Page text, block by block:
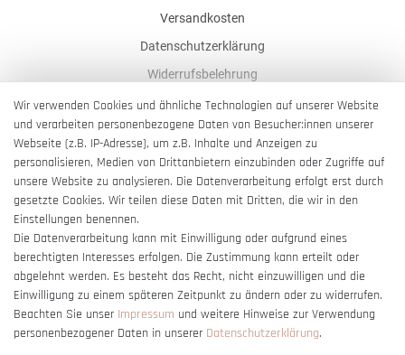
Versandkosten
Datenschutzerklärung
Widerrufsbelehrung
AGB
Impressum
Barrierefreiheitserklärung
Vertrag widerrufen
Wir verwenden Cookies und ähnliche Technologien auf unserer Website
und verarbeiten personenbezogene Daten von Besucher:innen unserer
Webseite (z.B. IP-Adresse), um z.B. Inhalte und Anzeigen zu
personalisieren, Medien von Drittanbietern einzubinden oder Zugriffe auf
unsere Website zu analysieren. Die Datenverarbeitung erfolgt erst durch
gesetzte Cookies. Wir teilen diese Daten mit Dritten, die wir in den
Einstellungen benennen.
Die Datenverarbeitung kann mit Einwilligung oder aufgrund eines
berechtigten Interesses erfolgen. Die Zustimmung kann erteilt oder
abgelehnt werden. Es besteht das Recht, nicht einzuwilligen und die
Einwilligung zu einem späteren Zeitpunkt zu ändern oder zu widerrufen.
Beachten Sie unser Impressum und weitere Hinweise zur Verwendung
personenbezogener Daten in unserer Daten­schutz­erklärung.